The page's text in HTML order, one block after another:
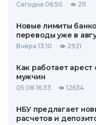
Сегодня 06:50 211
Новые лимиты
переводы уже в
Вчера 13:10 2921
Как работает
мужчин
05.08 16:33 12634
НБУ предлагает
расчетов и